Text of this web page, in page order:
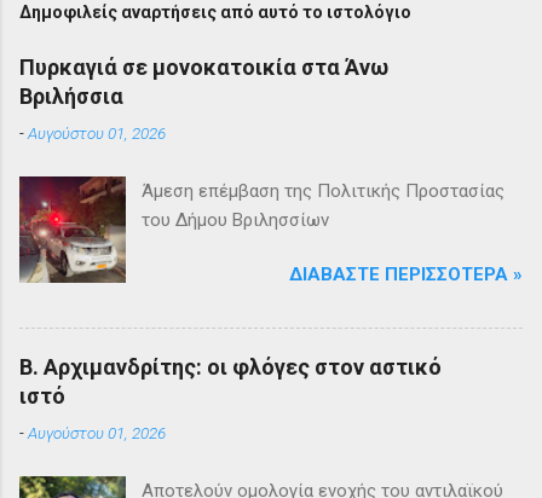
Δημοφιλείς αναρτήσεις από αυτό το ιστολόγιο
Πυρκαγιά σε μονοκατοικία στα Άνω
Βριλήσσια
-Αυγούστου 01, 2026
Άμεση επέμβαση της Πολιτικής Προστασίας
του Δήμου Βριλησσίων
ΔΙΑΒΆΣΤΕ ΠΕΡΙΣΣΌΤΕΡΑ »
Β. Αρχιμανδρίτης: οι φλόγες στον αστικό
ιστό
-Αυγούστου 01, 2026
Αποτελούν ομολογία ενοχής του αντιλαϊκού